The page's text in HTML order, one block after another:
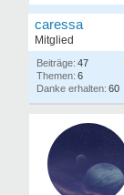
caressa
Mitglied
47
6
60